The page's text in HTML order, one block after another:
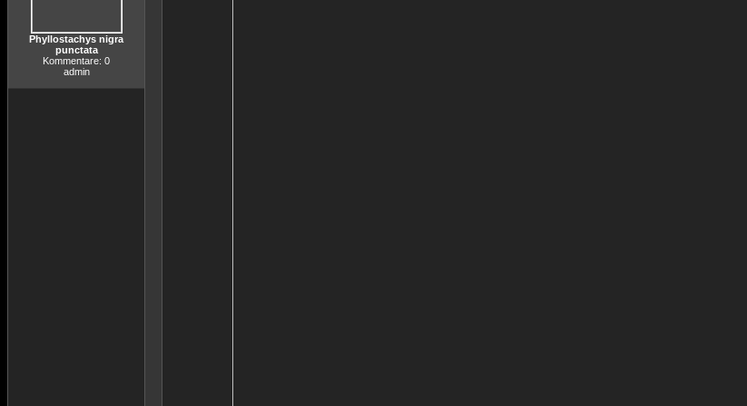
Phyllostachys nigra
punctata
Kommentare: 0
admin